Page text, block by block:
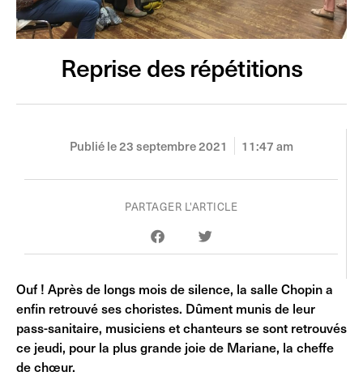
Reprise des répétitions
Publié le23 septembre 2021 11:47 am
PARTAGER L'ARTICLE
Ouf ! Après de longs mois de silence, la salle Chopin a
enfin retrouvé ses choristes. Dûment munis de leur
pass-sanitaire, musiciens et chanteurs se sont retrouvés
ce jeudi, pour la plus grande joie de Mariane, la cheffe
de chœur.